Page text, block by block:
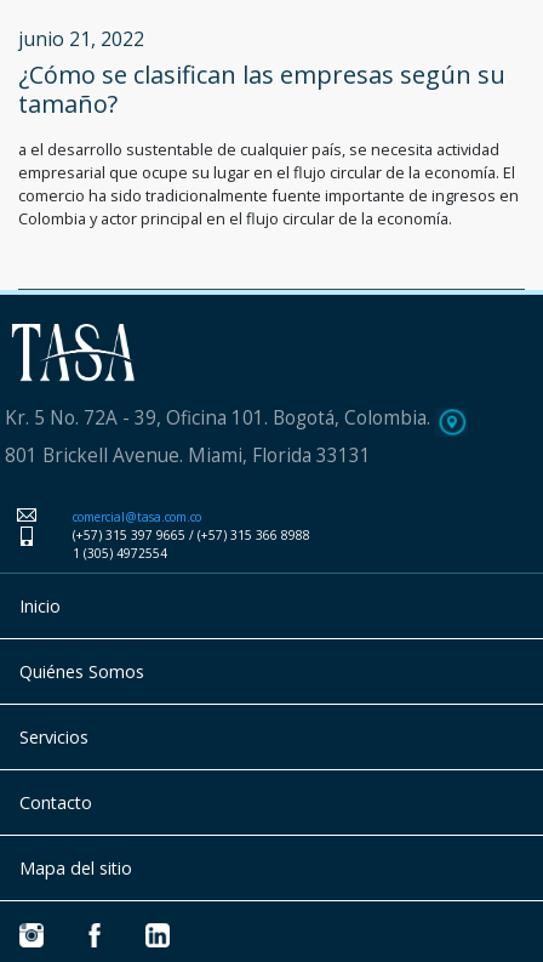
junio 21, 2022
¿Cómo se clasifican las empresas según su
tamaño?
a el desarrollo sustentable de cualquier país, se necesita actividad
empresarial que ocupe su lugar en el flujo circular de la economía. El
comercio ha sido tradicionalmente fuente importante de ingresos en
Colombia y actor principal en el flujo circular de la economía.
Kr. 5 No. 72A - 39, Oficina 101. Bogotá, Colombia.
801 Brickell Avenue. Miami, Florida 33131
comercial@tasa.com.co
(+57) 315 397 9665 / (+57) 315 366 8988
1 (305) 4972554
Inicio
Quiénes Somos
Servicios
Contacto
Mapa del sitio